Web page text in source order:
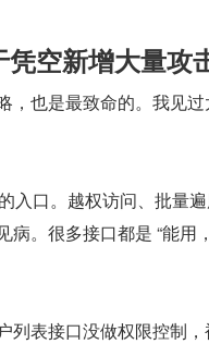
空新增大量攻
，也是最致命的。我见
入口。越权访问、批量
病。很多接口都是 “能用
列表接口没做权限控制